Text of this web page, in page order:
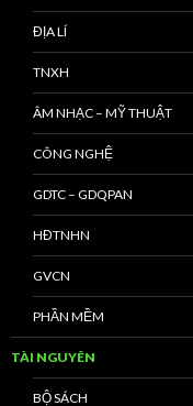
ĐỊA LÍ
TNXH
ÂM NHẠC – MỸ THUẬT
CÔNG NGHỆ
GDTC – GDQPAN
HĐTNHN
GVCN
PHẦN MỀM
TÀI NGUYÊN
BỘ SÁCH